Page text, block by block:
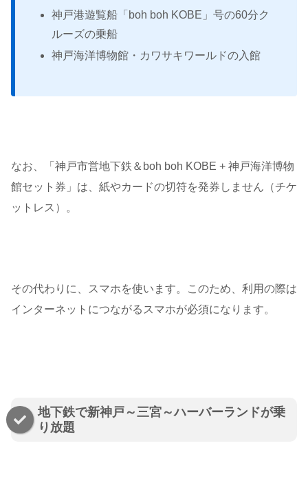
神戸港遊覧船「boh boh KOBE」号の60分ク
ルーズの乗船
神戸海洋博物館・カワサキワールドの入館
なお、「神戸市営地下鉄＆boh boh KOBE + 神戸海洋博物
館セット券」は、紙やカードの切符を発券しません（チケ
ットレス）。
その代わりに、スマホを使います。このため、利用の際は
インターネットにつながるスマホが必須になります。
地下鉄で新神戸～三宮～ハーバーランドが乗
り放題